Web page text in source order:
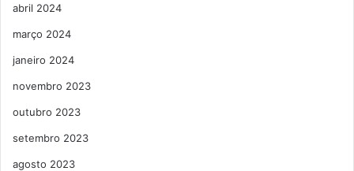
abril 2024
março 2024
janeiro 2024
novembro 2023
outubro 2023
setembro 2023
agosto 2023